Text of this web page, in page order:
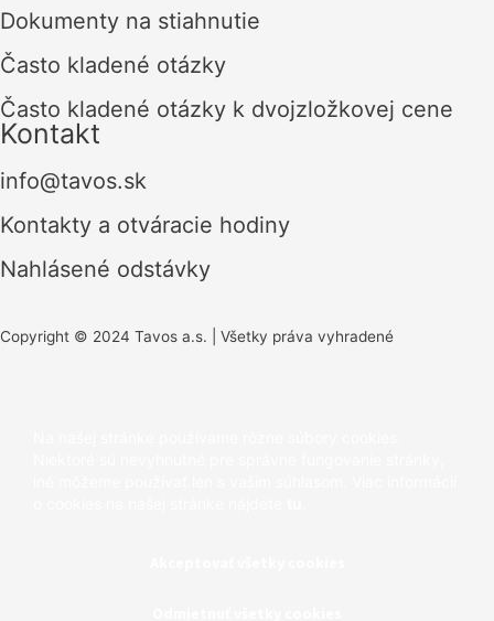
Dokumenty na stiahnutie
Často kladené otázky
Často kladené otázky k dvojzložkovej cene
Kontakt
info@tavos.sk
Kontakty a otváracie hodiny
Nahlásené odstávky
Copyright © 2024 Tavos a.s. | Všetky práva vyhradené